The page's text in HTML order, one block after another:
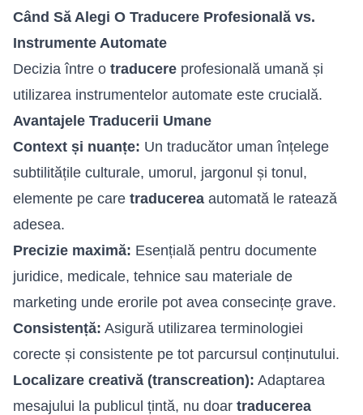
Când Să Alegi O Traducere Profesională vs.
Instrumente Automate
Decizia între o traducere profesională umană și
utilizarea instrumentelor automate este crucială.
Avantajele Traducerii Umane
Context și nuanțe: Un traducător uman înțelege
subtilitățile culturale, umorul, jargonul și tonul,
elemente pe care traducerea automată le ratează
adesea.
Precizie maximă: Esențială pentru documente
juridice, medicale, tehnice sau materiale de
marketing unde erorile pot avea consecințe grave.
Consistență: Asigură utilizarea terminologiei
corecte și consistente pe tot parcursul conținutului.
Localizare creativă (transcreation): Adaptarea
mesajului la publicul țintă, nu doar traducerea